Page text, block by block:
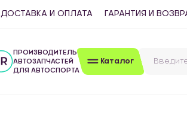
ДОСТАВКА И ОПЛАТА ГАРАНТИЯ И
ПРОИЗВОДИТЕЛЬ
АВТОЗАПЧАСТЕЙ
ДЛЯ АВТОСПОРТА
Каталог